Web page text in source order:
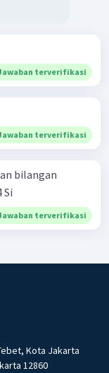
terverifikasi
terverifikasi
bilangan
a. 14 Si
terverifikasi
Kota Jakarta
12860